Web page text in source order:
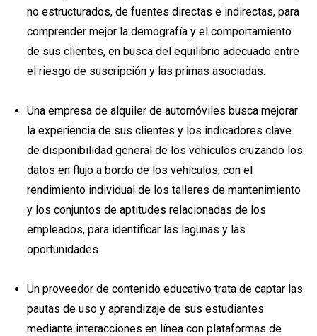
no estructurados, de fuentes directas e indirectas, para
comprender mejor la demografía y el comportamiento
de sus clientes, en busca del equilibrio adecuado entre
el riesgo de suscripción y las primas asociadas.
Una empresa de alquiler de automóviles busca mejorar
la experiencia de sus clientes y los indicadores clave
de disponibilidad general de los vehículos cruzando los
datos en flujo a bordo de los vehículos, con el
rendimiento individual de los talleres de mantenimiento
y los conjuntos de aptitudes relacionadas de los
empleados, para identificar las lagunas y las
oportunidades.
Un proveedor de contenido educativo trata de captar las
pautas de uso y aprendizaje de sus estudiantes
mediante interacciones en línea con plataformas de